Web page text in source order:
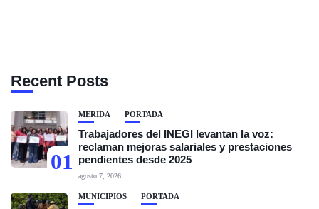
Recent Posts
01
MÉRIDA PORTADA
Trabajadores del INEGI levantan la voz:
reclaman mejoras salariales y prestaciones
pendientes desde 2025
agosto 7, 2026
MUNICIPIOS PORTADA